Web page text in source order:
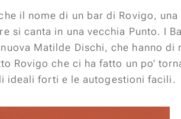
il nome di un bar di Rovigo, una
si canta in una vecchia Punto. I
Matilde Dischi, che hanno di
Rovigoche ci ha fatto un po'
ideali forti e le autogestioni facili.